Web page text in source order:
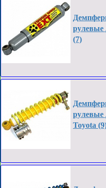
рулевые
(7)
рулевые
Toyota